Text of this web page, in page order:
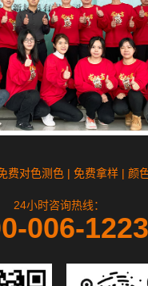
费对色测色 | 免费拿样 | 颜
24小时咨询热线：
006-1223